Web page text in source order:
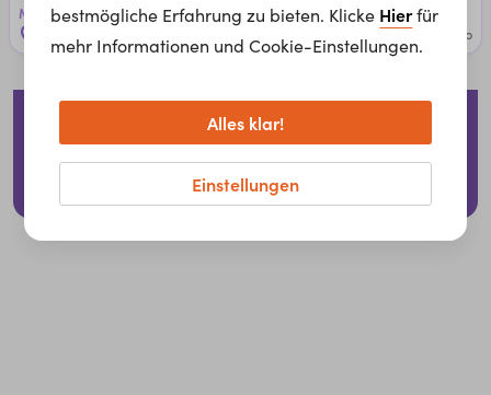
Mainzer Stadtwerke AG
2 months ago
Für Arbeitgeber
© 2026 whatchado GmbH.
bestmögliche Erfahrung zu bieten. Klicke Hierfür
mehr Informationen und Cookie-Einstellungen.
Einstellungen
Alles klar!